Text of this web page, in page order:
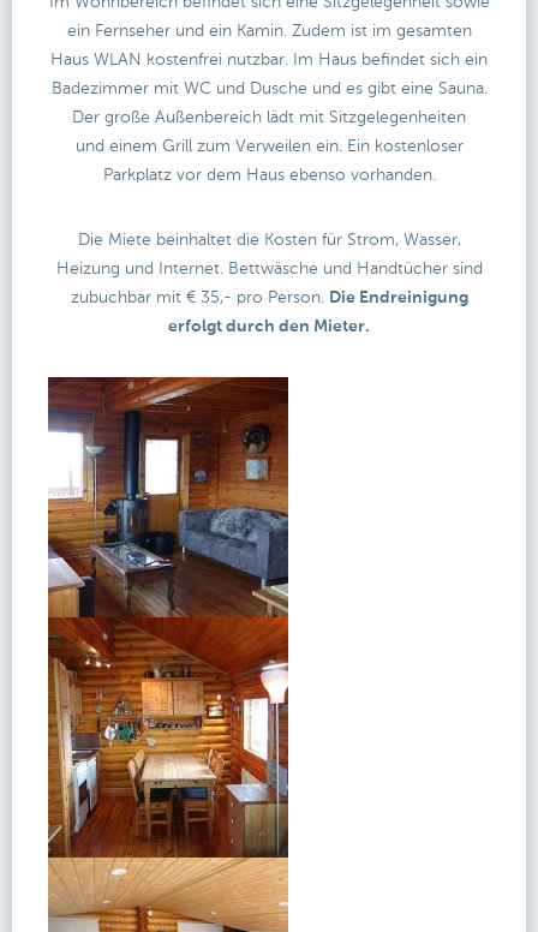
ein Fernseher und ein Kamin. Zudem ist im gesamten
Haus WLAN kostenfrei nutzbar. Im Haus befindet sich ein
Badezimmer mit WC und Dusche und es gibt eine Sauna.
Der große Außenbereich lädt mit Sitzgelegenheiten
und einem Grill zum Verweilen ein. Ein kostenloser
Parkplatz vor dem Haus ebenso vorhanden.
Die Miete beinhaltet die Kosten für Strom, Wasser,
Heizung und Internet. Bettwäsche und Handtücher sind
zubuchbar mit € 35,- pro Person. Die Endreinigung
erfolgt durch den Mieter.